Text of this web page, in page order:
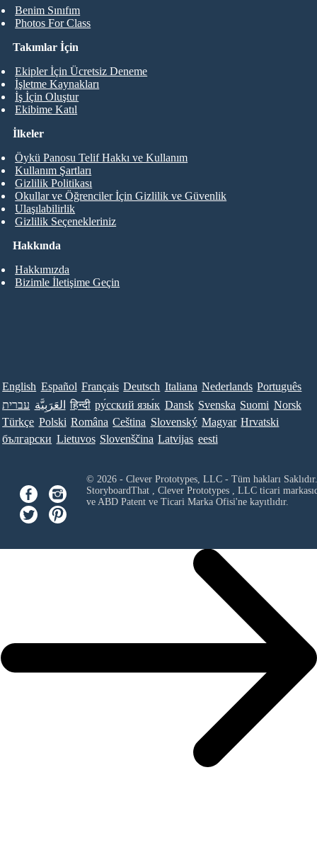
Benim Sınıfım
Photos For Class
Takımlar İçin
Ekipler İçin Ücretsiz Deneme
İşletme Kaynakları
İş İçin Oluştur
Ekibime Katıl
Hakkında
Hakkımızda
Bizimle İletişime Geçin
İlkeler
Öykü Panosu Telif Hakkı ve Kullanım
Kullanım Şartları
Gizlilik Politikası
Okullar ve Öğrenciler İçin Gizlilik ve Güvenlik
Ulaşılabilirlik
Gizlilik Seçenekleriniz
English Español Français Deutsch Italiana Nederlands Português
עברית العَرَبِيَّة हिन्दी ру́сский язы́к Dansk Svenska Suomi Norsk
Türkçe Polski Româna Ceština Slovenský Magyar Hrvatski
български Lietuvos Slovenščina Latvijas eesti
© 2026 - Clever Prototypes, LLC - Tüm hakları Saklıdır.
StoryboardThat , Clever Prototypes , LLCticari
ve ABD Patent ve Ticari Marka Ofisi'ne kayıtlıdır.